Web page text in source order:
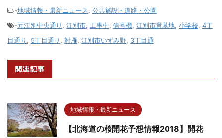
-地域情報・最新ニュース, 公共施設・道路・公園
-元江別中央通り , 江別市, 工事中, 信号機, 江別市営墓地, 小学校, 4丁
目通り , 5丁目通り , 対雁, 江別市いずみ野, 3丁目通
関連記事
地域情報・最新ニュース
【北海道の桜開花予想情報2018】開花